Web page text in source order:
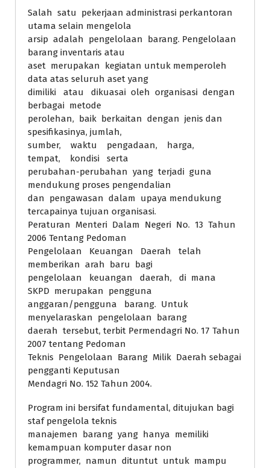
Salah satu pekerjaan administrasi perkantoran
utama selain mengelola
arsip adalah pengelolaan barang. Pengelolaan
barang inventaris atau
aset merupakan kegiatan untuk memperoleh
data atas seluruh aset yang
dimiliki atau dikuasai oleh organisasi dengan
berbagai metode
perolehan, baik berkaitan dengan jenis dan
spesifikasinya, jumlah,
sumber, waktu pengadaan, harga,
tempat, kondisi serta
perubahan-perubahan yang terjadi guna
mendukung proses pengendalian
dan pengawasan dalam upaya mendukung
tercapainya tujuan organisasi.
Peraturan Menteri Dalam Negeri No. 13 Tahun
2006 Tentang Pedoman
Pengelolaan Keuangan Daerah telah
memberikan arah baru bagi
pengelolaan keuangan daerah, di mana
SKPD merupakan pengguna
anggaran/pengguna barang. Untuk
menyelaraskan pengelolaan barang
daerah tersebut, terbit Permendagri No. 17 Tahun
2007 tentang Pedoman
Teknis Pengelolaan Barang Milik Daerah sebagai
pengganti Keputusan
Mendagri No. 152 Tahun 2004.
Program ini bersifat fundamental, ditujukan bagi
staf pengelola teknis
manajemen barang yang hanya memiliki
kemampuan komputer dasar non
programmer, namun dituntut untuk mampu